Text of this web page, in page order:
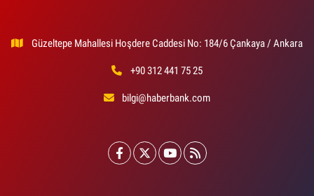
Güzeltepe Mahallesi Hoşdere Caddesi No: 184/6 Çankaya / Ankara
+90 312 441 75 25
bilgi@haberbank.com